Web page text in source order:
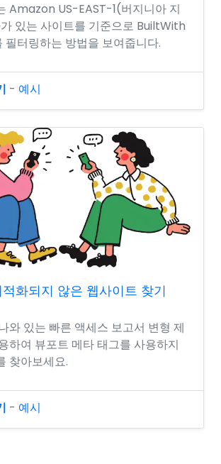
Amazon US-EAST-1(버지니아 지
있는 사이트를 기준으로 BuiltWith
필터링하는 방법을 보여줍니다.
- 예시
화되지 않은 웹사이트 찾기
와 있는 빠른 액세스 보고서 변형 제
하여 뷰포트 메타 태그를 사용하지
찾아보세요.
- 예시